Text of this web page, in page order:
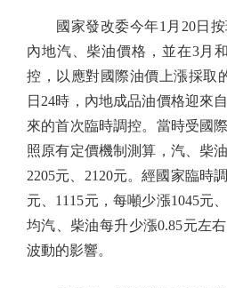
國家發改委今年1月20日按
內地汽、柴油價格，並在3月
控，以應對國際油價上漲採取
日24時，內地成品油價格迎來
來的首次臨時調控。當時受國
照原有定價機制測算，汽、柴
2205元、2120元。經國家臨時
元、1115元，每噸少漲1045元
均汽、柴油每升少漲0.85元左
波動的影響。